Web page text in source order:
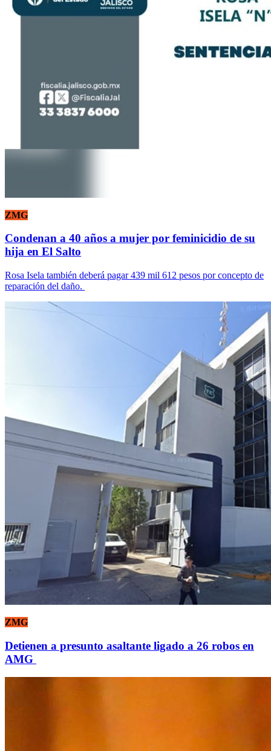
ZMG
Condenan a 40 años a mujer por feminicidio de su
hija en El Salto
Rosa Isela también deberá pagar 439 mil 612 pesos por concepto de
reparación del daño.
ZMG
Detienen a presunto asaltante ligado a 26 robos en
AMG